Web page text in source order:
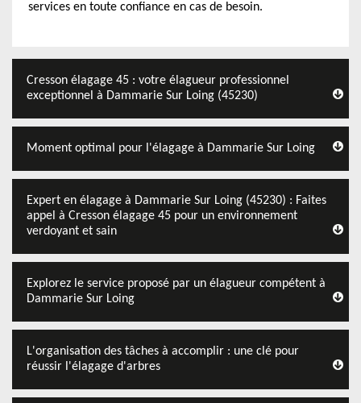
services en toute confiance en cas de besoin.
Cresson élagage 45 : votre élagueur professionnel
exceptionnel à Dammarie Sur Loing (45230)
Moment optimal pour l'élagage à Dammarie Sur Loing
Expert en élagage à Dammarie Sur Loing (45230) : Faites
appel à Cresson élagage 45 pour un environnement
verdoyant et sain
Explorez le service proposé par un élagueur compétent à
Dammarie Sur Loing
L'organisation des tâches à accomplir : une clé pour
réussir l'élagage d'arbres